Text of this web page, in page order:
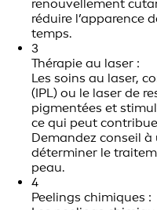
renouvellement
réduire l’apparence
temps.
3
Thérapie au laser :
Les soins au laser,
(IPL) ou le laser de
pigmentées et
ce qui peut
Demandez conseil
déterminer le
peau.
4
Peelings chimiques :